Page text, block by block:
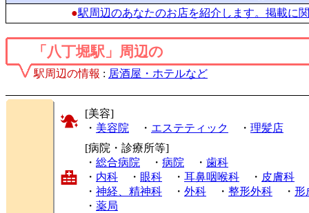
●駅周辺のあなたのお店を紹介します。掲載に
「八丁堀駅」周辺の
駅周辺の情報 : 居酒屋・ホテルなど
[美容]
・ 美容院 ・ エステティック ・ 理髪店
[病院・診療所等]
・ 総合病院 ・ 病院 ・ 歯科
・ 内科 ・ 眼科 ・ 耳鼻咽喉科 ・ 皮膚科
・ 神経、精神科 ・ 外科 ・ 整形外科 ・ 形
・ 薬局